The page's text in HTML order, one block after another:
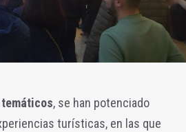
, se han potenciado
turísticas, en las que